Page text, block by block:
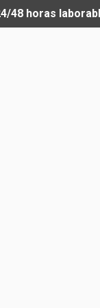
48 horas